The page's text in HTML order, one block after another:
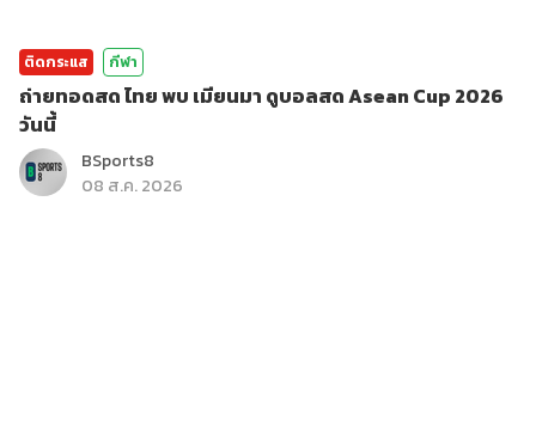
ติดกระแส กีฬา
ถ่ายทอดสด ไทย พบ เมียนมา ดูบอลสด Asean Cup 2026
วันนี้
BSports8
08 ส.ค. 2026